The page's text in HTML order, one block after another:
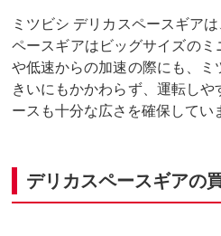
ミツビシ デリカスペースギア
ペースギアはビッグサイズの
や低速からの加速の際にも、
きいにもかかわらず、運転し
ースも十分な広さを確保してい
デリカスペースギアの